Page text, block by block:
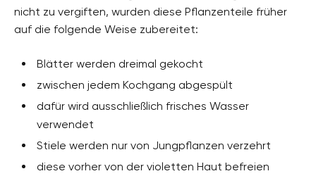
nicht zu vergiften, wurden diese Pflanzenteile früher
auf die folgende Weise zubereitet:
Blätter werden dreimal gekocht
zwischen jedem Kochgang abgespült
dafür wird ausschließlich frisches Wasser
verwendet
Stiele werden nur von Jungpflanzen verzehrt
diese vorher von der violetten Haut befreien